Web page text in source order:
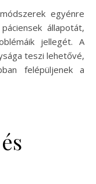
egyénre
állapotát,
jellegét. A
teszi lehetővé,
felépüljenek a